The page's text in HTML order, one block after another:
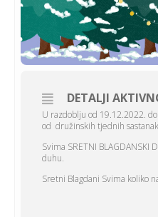
DETALJI
U razdoblju od 19.12.2022.
od družinskih tjednih
Svima SRETNI BLAGDANSKI
duhu.
Sretni Blagdani Svima koliko